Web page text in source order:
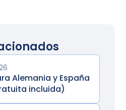
Alemania y España
incluida)